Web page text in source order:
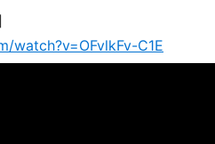
watch?v=OFvlkFv-C1E